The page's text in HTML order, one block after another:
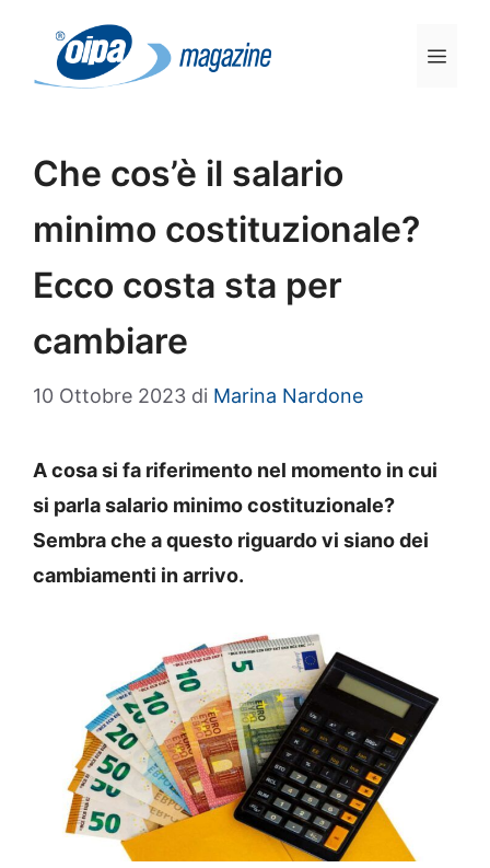
contenuto
Che cos’è il salario
minimo costituzionale?
Ecco costa sta per
cambiare
10 Ottobre 2023 di Marina Nardone
A cosa si fa riferimento nel momento in cui
si parla salario minimo costituzionale?
Sembra che a questo riguardo vi siano dei
cambiamenti in arrivo.